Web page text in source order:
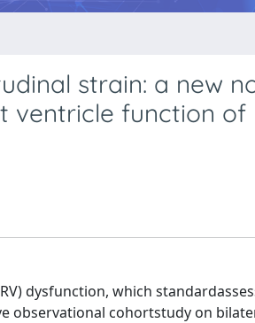
strain: a new
ventricle function of
dysfunction, which
observational cohortstudy on